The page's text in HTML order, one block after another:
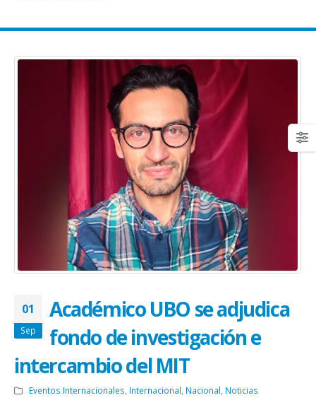
01
Sep
Académico UBO se adjudica
fondo de investigación e
intercambio del MIT
Eventos Internacionales, Internacional, Nacional, Noticias